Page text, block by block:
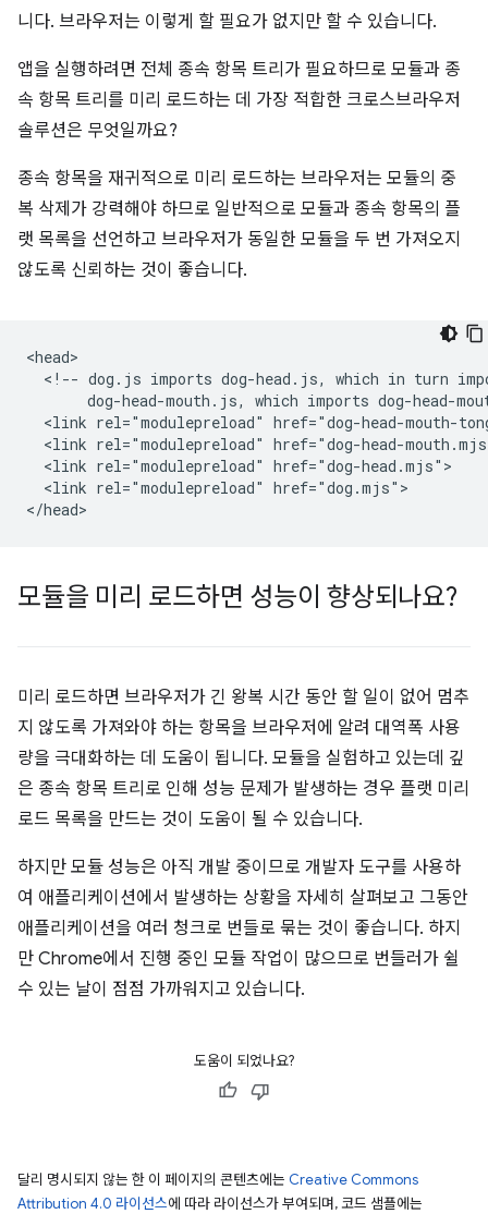
니다. 브라우저는 이렇게 할 필요가 없지만 할 수 있습니다.
앱을 실행하려면 전체 종속 항목 트리가 필요하므로 모듈과 종
속 항목 트리를 미리 로드하는 데 가장 적합한 크로스브라우저
솔루션은 무엇일까요?
종속 항목을 재귀적으로 미리 로드하는 브라우저는 모듈의 중
복 삭제가 강력해야 하므로 일반적으로 모듈과 종속 항목의 플
랫 목록을 선언하고 브라우저가 동일한 모듈을 두 번 가져오지
않도록 신뢰하는 것이 좋습니다.
<head>
<!-- dog.js imports dog-head.js, which in turn
dog-head-mouth.js, which imports dog-head-
<link rel="modulepreload" href="dog-head-mouth-
<link rel="modulepreload" href="dog-head-
  <link rel="modulepreload" href="dog-head.mjs">
  <link rel="modulepreload" href="dog.mjs">
모듈을 미리 로드하면 성능이 향상되나요?
미리 로드하면 브라우저가 긴 왕복 시간 동안 할 일이 없어 멈추
지 않도록 가져와야 하는 항목을 브라우저에 알려 대역폭 사용
량을 극대화하는 데 도움이 됩니다. 모듈을 실험하고 있는데 깊
은 종속 항목 트리로 인해 성능 문제가 발생하는 경우 플랫 미리
로드 목록을 만드는 것이 도움이 될 수 있습니다.
하지만 모듈 성능은 아직 개발 중이므로 개발자 도구를 사용하
여 애플리케이션에서 발생하는 상황을 자세히 살펴보고 그동안
애플리케이션을 여러 청크로 번들로 묶는 것이 좋습니다. 하지
만 Chrome에서 진행 중인 모듈 작업이 많으므로 번들러가 쉴
수 있는 날이 점점 가까워지고 있습니다.
도움이 되었나요?
달리 명시되지 않는 한 이 페이지의 콘텐츠에는 Creative Commons
Attribution 4.0 라이선스에 따라 라이선스가 부여되며, 코드 샘플에는